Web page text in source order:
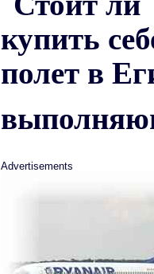
Advertisements